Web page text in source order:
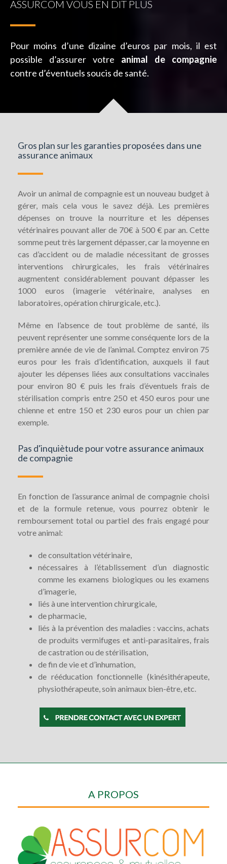
ASSURCOM VOUS EN DIT PLUS
Pour moins d’une dizaine d’euros par mois, il est
possible d’assurer votre animal de compagnie
contre d’éventuels soucis de santé.
Gros plan sur les garanties proposées dans une
assurance animaux
Avoir un animal de compagnie est un nouveau budget à
gérer, mais cela vous le savez déjà. Les premières
dépenses on trouve la nourriture et les dépenses
vétérinaires pouvant aller de 70€ à 500 € par an. Cette
somme peut très largement dépasser, car la moyenne en
cas d’accident ou de maladie nécessitant de grosses
interventions chirurgicales, les frais vétérinaires
augmentent considérablement pouvant dépasser les
1000 euros (imagerie vétérinaire, analyses en
laboratoires, opération chirurgicale, etc.).
Même en l’absence de tout problème de santé, ils
peuvent représenter une somme conséquente lors de la
première année de vie de l’animal. Comptez environ 75
euros pour les frais d’identification, auxquels il faut
ajouter les dépenses liées aux consultations vaccinales
pour environ 80 € puis les frais d’éventuels frais de
stérilisation compris entre 250 et 450 euros pour une
chienne et entre 150 et 230 euros pour un chien par
exemple.
Pas d'inquiètude pour votre assurance animaux
de compagnie
En fonction de l’assurance animal de compagnie choisi
et de la formule retenue, vous pourrez obtenir le
remboursement total ou partiel des frais engagé pour
votre animal:
de consultation vétérinaire,
nécessaires à l’établissement d’un diagnostic
comme les examens biologiques ou les examens
d’imagerie,
liés à une intervention chirurgicale,
de pharmacie,
liés à la prévention des maladies : vaccins, achats
de produits vermifuges et anti-parasitaires, frais
de castration ou de stérilisation,
de fin de vie et d’inhumation,
de rééducation fonctionnelle (kinésithérapeute,
physiothérapeute, soin animaux bien-être, etc.
A PROPOS